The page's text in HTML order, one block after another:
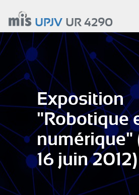
contenu
principal
UPJVUR 4290
Exposition
"Robotique
numérique"
16 juin 2012)